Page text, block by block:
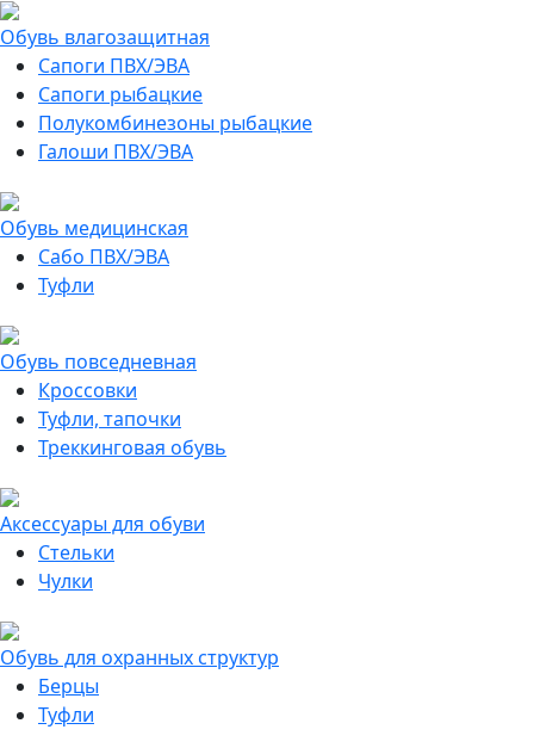
Обувь влагозащитная
Сапоги ПВХ/ЭВА
Сапоги рыбацкие
Полукомбинезоны рыбацкие
Галоши ПВХ/ЭВА
Обувь медицинская
Сабо ПВХ/ЭВА
Туфли
Обувь повседневная
Кроссовки
Туфли, тапочки
Треккинговая обувь
Аксессуары для обуви
Стельки
Чулки
Обувь для охранных структур
Берцы
Туфли